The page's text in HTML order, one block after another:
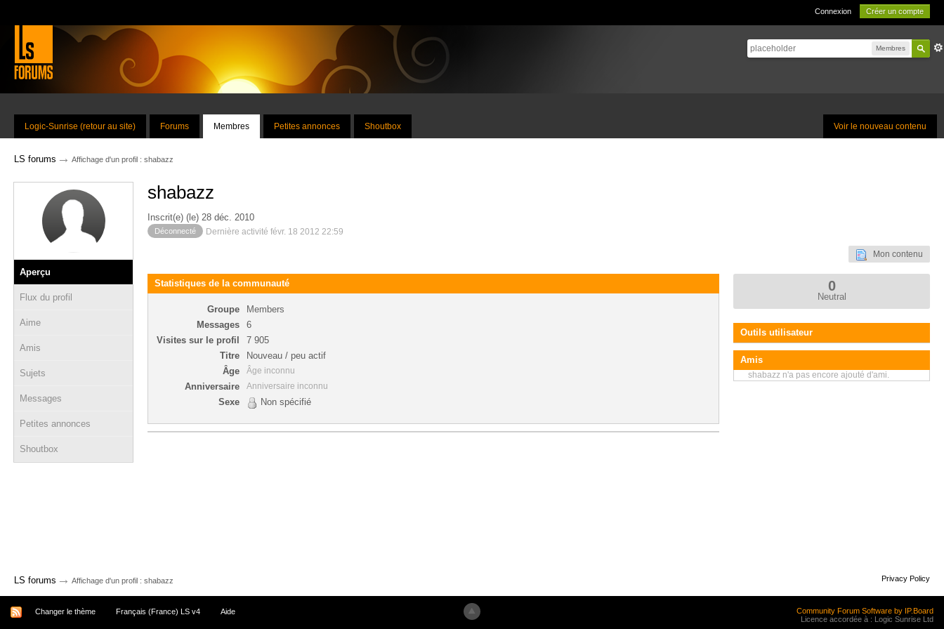
Connexion Créer un compte
Membres
Voir le nouveau contenu
Logic-Sunrise (retour au site) Forums Membres Petites annonces Shoutbox
LS forums → Affichage d'un profil : shabazz
Aperçu
Flux du profil
Aime
Amis
Sujets
Messages
Petites annonces
Shoutbox
shabazz
Inscrit(e) (le) 28 déc. 2010
Déconnecté Dernière activité févr. 18 2012 22:59
Mon contenu
Statistiques de la communauté
Groupe
Members
Messages
6
Visites sur le profil
7 905
Titre
Nouveau / peu actif
Âge
Âge inconnu
Anniversaire Anniversaire inconnu
Sexe Non spécifié
0
Neutral
Outils utilisateur
Amis
shabazz n'a pas encore ajouté d'ami.
LS forums → Affichage d'un profil : shabazz Privacy Policy
Changer le thème Français (France) LS v4 Aide
Community Forum Software by IP.Board
Licence accordée à : Logic Sunrise Ltd